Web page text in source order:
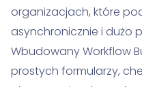
organizacjach, które
asynchronicznie i dużo
Wbudowany Workflow
prostych formularzy,